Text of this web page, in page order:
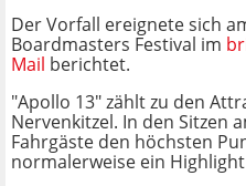
Der Vorfall ereignete sich
Boardmasters Festival im
Mail berichtet.
"Apollo 13" zählt zu den
Nervenkitzel. In den Sitzen
Fahrgäste den höchsten
normalerweise ein